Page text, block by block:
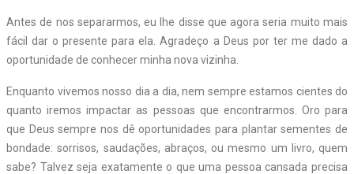
Antes de nos separarmos, eu lhe disse que agora seria muito mais
fácil dar o presente para ela. Agradeço a Deus por ter me dado a
oportunidade de conhecer minha nova vizinha.
Enquanto vivemos nosso dia a dia, nem sempre estamos cientes do
quanto iremos impactar as pessoas que encontrarmos. Oro para
que Deus sempre nos dê oportunidades para plantar sementes de
bondade: sorrisos, saudações, abraços, ou mesmo um livro, quem
sabe? Talvez seja exatamente o que uma pessoa cansada precisa